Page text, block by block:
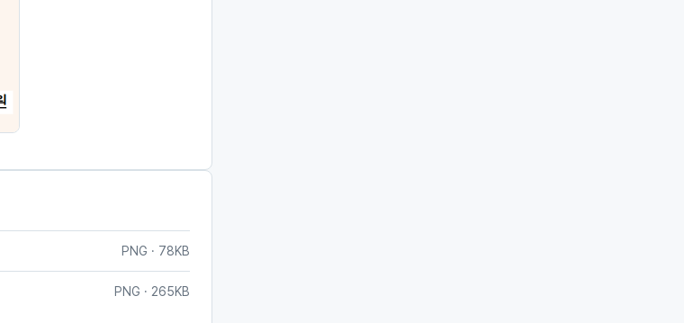
PNG · 78KB
PNG · 265KB